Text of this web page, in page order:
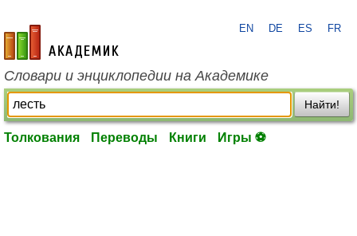
academic.ru
EN DE ES FR
Словари и энциклопедии на Академике
Найти!
Толкования Переводы Книги Игры ⚽